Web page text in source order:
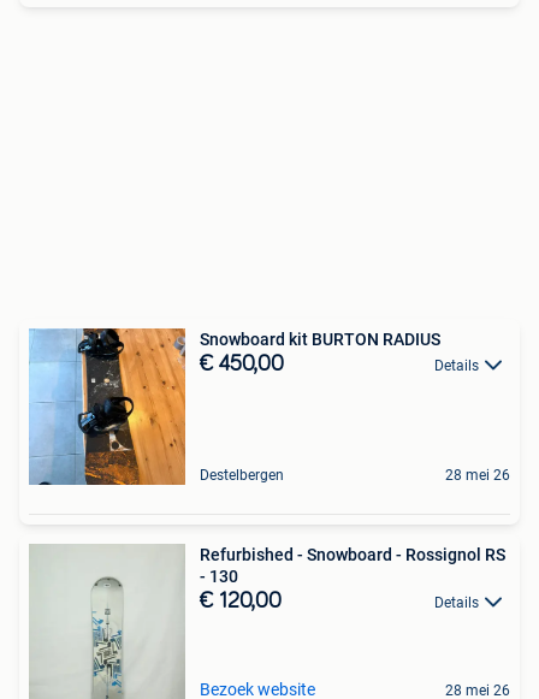
Snowboard kit BURTON RADIUS
€ 450,00 Details
Destelbergen 28 mei 26
Refurbished - Snowboard - Rossignol RS
- 130
€ 120,00 Details
Bezoek website 28 mei 26